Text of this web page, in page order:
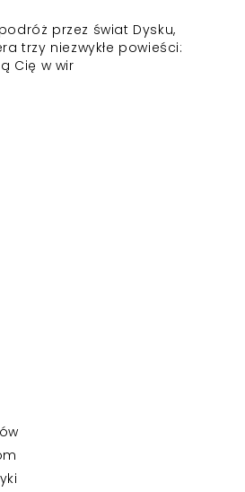
przez świat Dysku,
trzy niezwykłe powieści:
Cię w wir